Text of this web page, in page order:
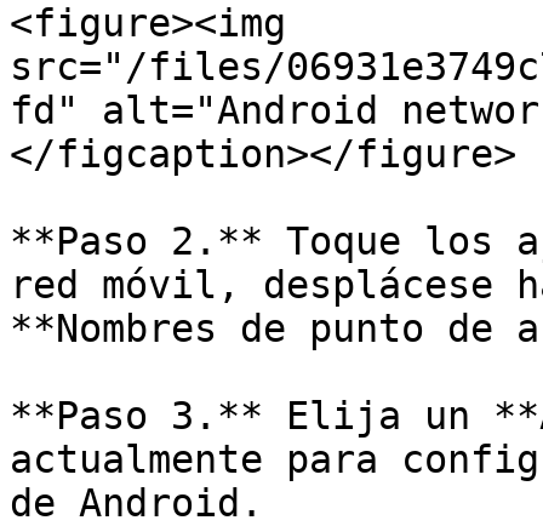
<figure><img
src="/files/
fd" alt="Android
</figcaption></figure>
**Paso 2.** Toque los
red móvil,
**Nombres de punto de
**Paso 3.** Elija un
actualmente para
de Android.